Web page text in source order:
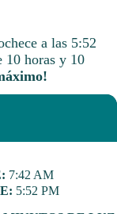
a las 5:52
10 horas y 10
7:42 AM
5:52 PM